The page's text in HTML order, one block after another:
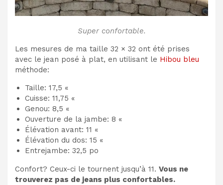
Super confortable.
Les mesures de ma taille 32 × 32 ont été prises
avec le jean posé à plat, en utilisant le Hibou bleu
méthode:
Taille: 17,5 «
Cuisse: 11,75 «
Genou: 8,5 «
Ouverture de la jambe: 8 «
Élévation avant: 11 «
Élévation du dos: 15 «
Entrejambe: 32,5 po
Confort? Ceux-ci le tournent jusqu’à 11. Vous ne
trouverez pas de jeans plus confortables.